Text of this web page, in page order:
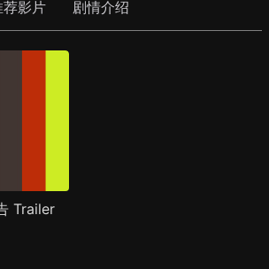
荐影片 剧情介绍
Trailer